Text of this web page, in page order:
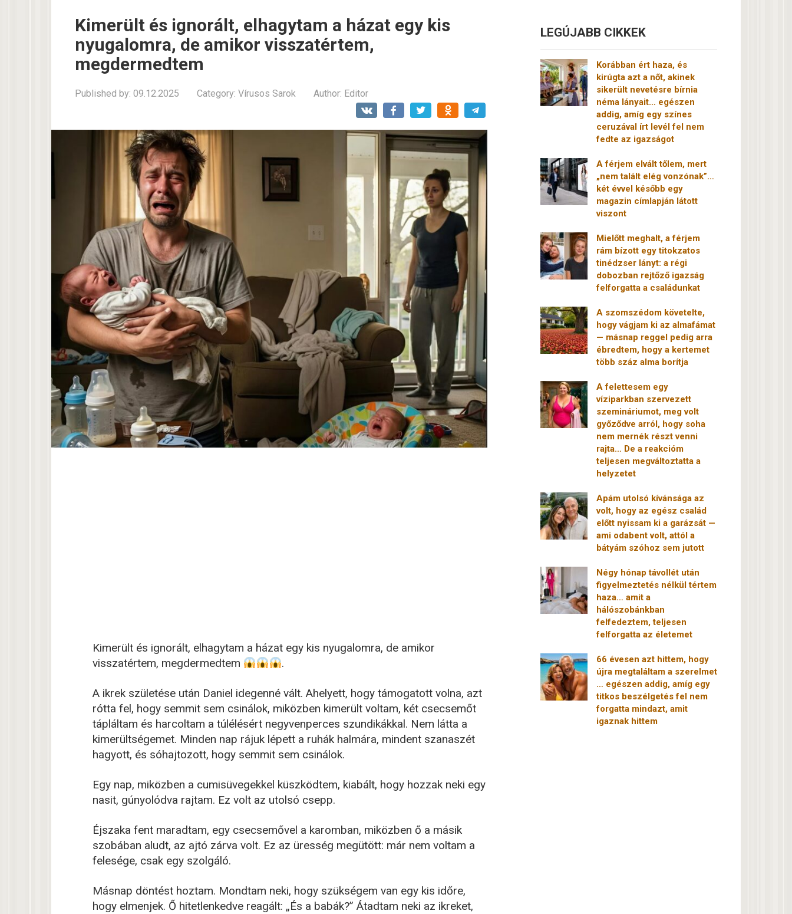
Kimerült és ignorált, elhagytam a házat egy kis
nyugalomra, de amikor visszatértem,
megdermedtem
Published by: 09.12.2025 Category: Vírusos Sarok Author: Editor
Kimerült és ignorált, elhagytam a házat egy kis nyugalomra, de amikor
visszatértem, megdermedtem
.
A ikrek születése után Daniel idegenné vált. Ahelyett, hogy támogatott volna, azt
rótta fel, hogy semmit sem csinálok, miközben kimerült voltam, két csecsemőt
tápláltam és harcoltam a túlélésért negyvenperces szundikákkal. Nem látta a
kimerültségemet. Minden nap rájuk lépett a ruhák halmára, mindent szanaszét
hagyott, és sóhajtozott, hogy semmit sem csinálok.
Egy nap, miközben a cumisüvegekkel küszködtem, kiabált, hogy hozzak neki egy
nasit, gúnyolódva rajtam. Ez volt az utolsó csepp.
Éjszaka fent maradtam, egy csecsemővel a karomban, miközben ő a másik
szobában aludt, az ajtó zárva volt. Ez az üresség megütött: már nem voltam a
felesége, csak egy szolgáló.
Másnap döntést hoztam. Mondtam neki, hogy szükségem van egy kis időre,
hogy elmenjek. Ő hitetlenkedve reagált: „És a babák?” Átadtam neki az ikreket,
LEGÚJABB CIKKEK
Korábban ért haza, és
kirúgta azt a nőt, akinek
sikerült nevetésre bírnia
néma lányait… egészen
addig, amíg egy színes
ceruzával írt levél fel nem
fedte az igazságot
A férjem elvált tőlem, mert
„nem talált elég vonzónak”…
két évvel később egy
magazin címlapján látott
viszont
Mielőtt meghalt, a férjem
rám bízott egy titokzatos
tinédzser lányt: a régi
dobozban rejtőző igazság
felforgatta a családunkat
A szomszédom követelte,
hogy vágjam ki az almafámat
— másnap reggel pedig arra
ébredtem, hogy a kertemet
több száz alma borítja
A felettesem egy
víziparkban szervezett
szemináriumot, meg volt
győződve arról, hogy soha
nem mernék részt venni
rajta… De a reakcióm
teljesen megváltoztatta a
helyzetet
Apám utolsó kívánsága az
volt, hogy az egész család
előtt nyissam ki a garázsát —
ami odabent volt, attól a
bátyám szóhoz sem jutott
Négy hónap távollét után
figyelmeztetés nélkül tértem
haza… amit a
hálószobánkban
felfedeztem, teljesen
felforgatta az életemet
66 évesen azt hittem, hogy
újra megtaláltam a szerelmet
… egészen addig, amíg egy
titkos beszélgetés fel nem
forgatta mindazt, amit
igaznak hittem